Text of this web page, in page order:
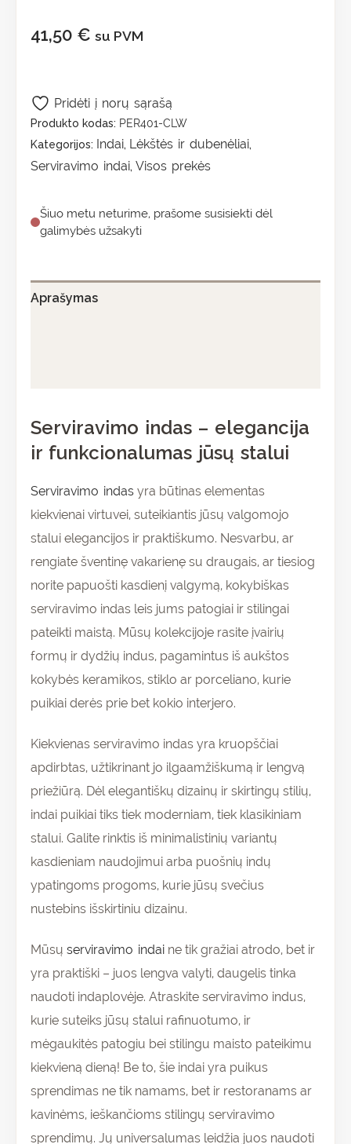
41,50 € su PVM
Produkto kodas: PER401-CLW
Kategorijos: Indai, Lėkštės ir dubenėliai,
Serviravimo indai, Visos prekės
Šiuo metu neturime, prašome susisiekti dėl
galimybės užsakyti
Pridėti į norų sąrašą
Aprašymas
Serviravimo indas – elegancija
ir funkcionalumas jūsų stalui
Serviravimo indas yra būtinas elementas
kiekvienai virtuvei, suteikiantis jūsų valgomojo
stalui elegancijos ir praktiškumo. Nesvarbu, ar
rengiate šventinę vakarienę su draugais, ar tiesiog
norite papuošti kasdienį valgymą, kokybiškas
serviravimo indas leis jums patogiai ir stilingai
pateikti maistą. Mūsų kolekcijoje rasite įvairių
formų ir dydžių indus, pagamintus iš aukštos
kokybės keramikos, stiklo ar porceliano, kurie
puikiai derės prie bet kokio interjero.
Kiekvienas serviravimo indas yra kruopščiai
apdirbtas, užtikrinant jo ilgaamžiškumą ir lengvą
priežiūrą. Dėl elegantiškų dizainų ir skirtingų stilių,
indai puikiai tiks tiek moderniam, tiek klasikiniam
stalui. Galite rinktis iš minimalistinių variantų
kasdieniam naudojimui arba puošnių indų
ypatingoms progoms, kurie jūsų svečius
nustebins išskirtiniu dizainu.
Mūsų serviravimo indai ne tik gražiai atrodo, bet ir
yra praktiški – juos lengva valyti, daugelis tinka
naudoti indaplovėje. Atraskite serviravimo indus,
kurie suteiks jūsų stalui rafinuotumo, ir
mėgaukitės patogiu bei stilingu maisto pateikimu
kiekvieną dieną! Be to, šie indai yra puikus
sprendimas ne tik namams, bet ir restoranams ar
kavinėms, ieškančioms stilingų serviravimo
sprendimų. Jų universalumas leidžia juos naudoti